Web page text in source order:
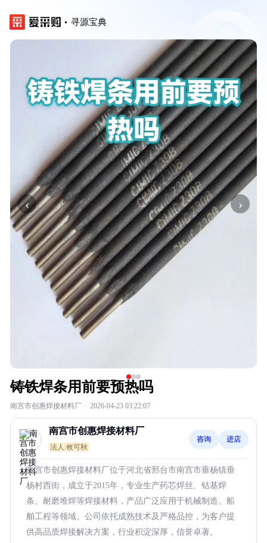
寻源宝典
‹ ›
铸铁焊条用前要预热吗
南宫市创惠焊接材料厂 · 2026-04-23 03:22:07
南宫市创惠焊接材料厂
法人:攸可秋
咨询 进店
南宫市创惠焊接材料厂位于河北省邢台市南宫市垂杨镇垂
杨村西街，成立于2015年，专业生产药芯焊丝、钴基焊
条、耐磨堆焊等焊接材料，产品广泛应用于机械制造、船
舶工程等领域。公司依托成熟技术及严格品控，为客户提
供高品质焊接解决方案，行业积淀深厚，信誉卓著。